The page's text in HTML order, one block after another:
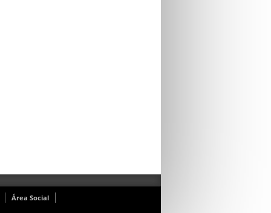
Área Social